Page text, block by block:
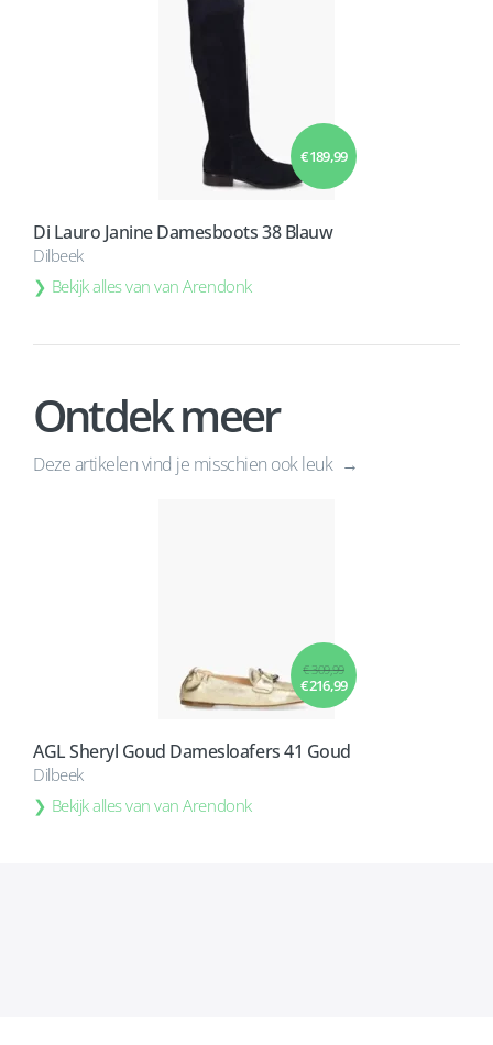
€ 189,99
Di Lauro Janine Damesboots 38 Blauw
Dilbeek
Bekijk alles van van Arendonk
€ 309,99
€ 216,99
AGL Sheryl Goud Damesloafers 41 Goud
Dilbeek
Bekijk alles van van Arendonk
Ontdek meer
Deze artikelen vind je misschien ook leuk